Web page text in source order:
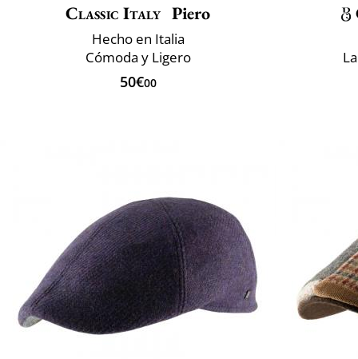
Classic Italy Piero
Hecho en Italia
Cómoda y Ligero
50€00